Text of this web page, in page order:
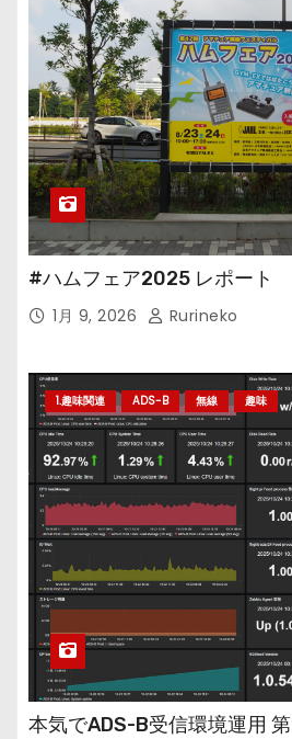
#ハムフェア2025 レポート
1月 9, 2026 Rurineko
1.趣味関連 ADS-B 無線 趣味
本気でADS-B受信環境運用